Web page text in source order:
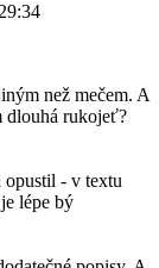
než mečem. A
dlouhá rukojeť?
opustil - v textu
lépe bý